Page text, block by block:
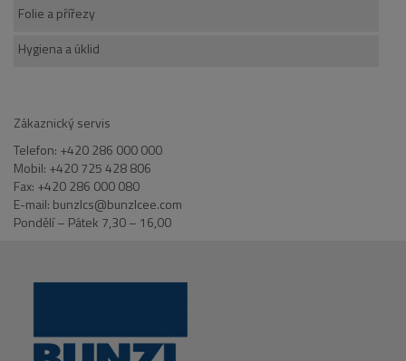
Folie a přířezy
Hygiena a úklid
Zákaznický servis
Telefon: +420 286 000 000
Mobil: +420 725 428 806
Fax: +420 286 000 080
E-mail: bunzlcs@bunzlcee.com
Pondělí – Pátek 7,30 – 16,00